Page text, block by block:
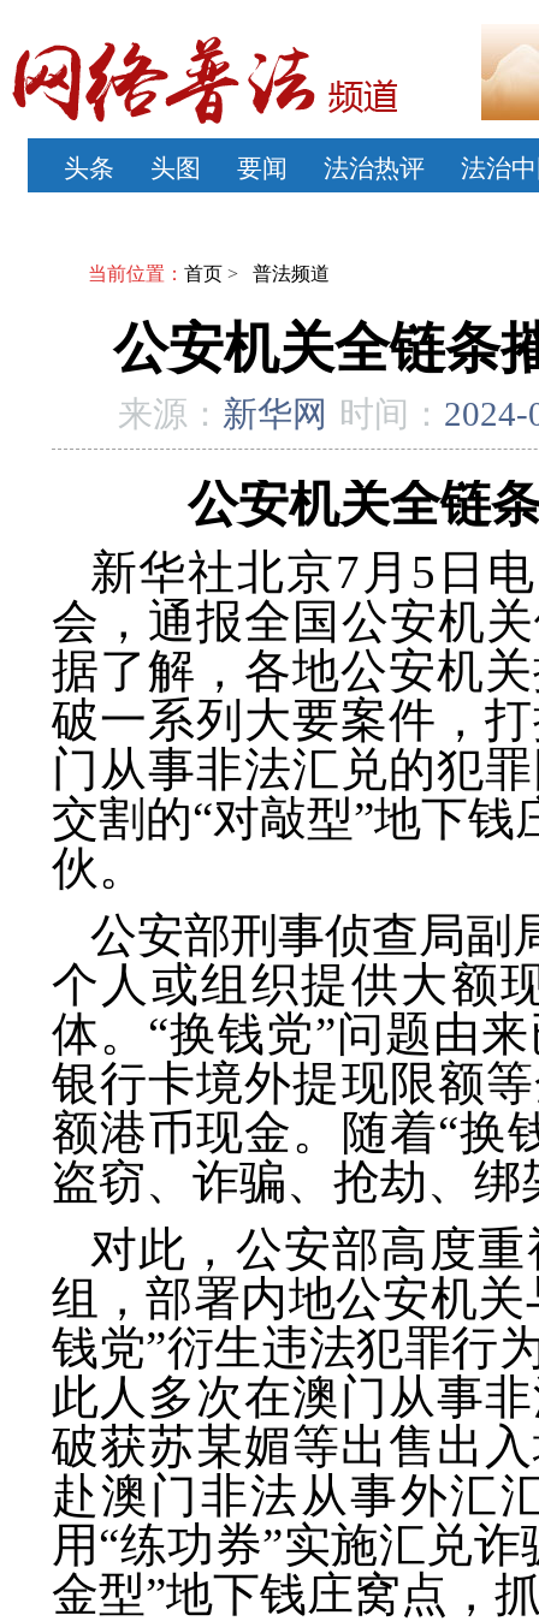
头条 头图 要闻 法治热评 法治
当前位置： 首页> 普法频道
公安机关全链条
来源： 新华网 时间：
公安机关全链
新华社北京7月5日
会，通报全国公安机
据了解，各地公安机
破一系列大要案件，
门从事非法汇兑的犯
交割的“对敲型”地下
伙。
公安部刑事侦查局副
个人或组织提供大额
体。“换钱党”问题由
银行卡境外提现限额
额港币现金。随着“换
盗窃、诈骗、抢劫、
对此，公安部高度
组，部署内地公安机
钱党”衍生违法犯罪行
此人多次在澳门从事
破获苏某媚等出售出
赴澳门非法从事外汇
用“练功券”实施汇兑
金型”地下钱庄窝点，